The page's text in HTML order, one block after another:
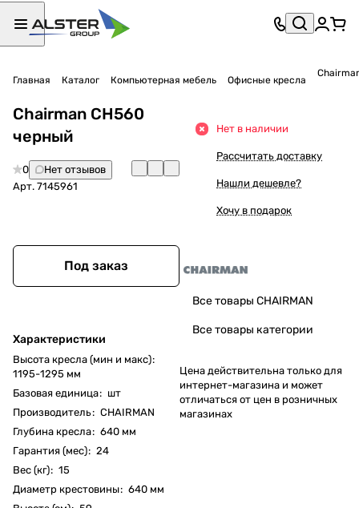
Главная Каталог Компьютерная мебель Офисные кресла
Chairman CH560
черный
0
Нет отзывов
Арт. 7145961
Под заказ
Характеристики
Высота кресла (мин и макс):
1195-1295 мм
Базовая единица: шт
Производитель: CHAIRMAN
Глубина кресла: 640 мм
Гарантия (мес): 24
Вес (кг): 15
Диаметр крестовины: 640 мм
Нет в наличии
Рассчитать доставку
Нашли дешевле?
Хочу в подарок
Все товары CHAIRMAN
Все товары категории
Цена действительна только для
интернет-магазина и может
отличаться от цен в розничных
магазинах